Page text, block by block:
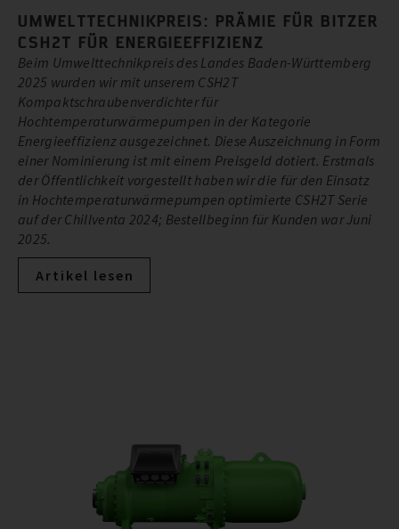
UMWELTTECHNIKPREIS: PRÄMIE FÜR BITZER
CSH2T FÜR ENERGIEEFFIZIENZ
Beim Umwelttechnikpreis des Landes Baden-Württemberg
2025 wurden wir mit unserem CSH2T
Kompaktschraubenverdichter für
Hochtemperaturwärmepumpen in der Kategorie
Energieeffizienz ausgezeichnet. Diese Auszeichnung in Form
einer Nominierung ist mit einem Preisgeld dotiert. Erstmals
der Öffentlichkeit vorgestellt haben wir die für den Einsatz
in Hochtemperaturwärmepumpen optimierte CSH2T Serie
auf der Chillventa 2024; Bestellbeginn für Kunden war Juni
2025.
Artikel lesen